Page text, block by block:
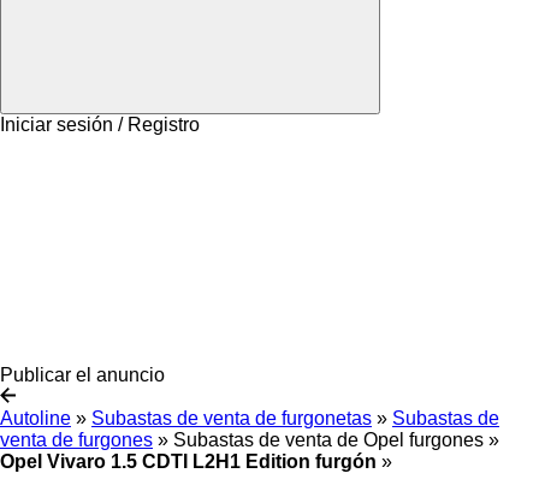
Iniciar sesión / Registro
Publicar el anuncio
Autoline » Subastas de venta de furgonetas » Subastas de
venta de furgones » Subastas de venta de Opel furgones »
Opel Vivaro 1.5 CDTI L2H1 Edition furgón »